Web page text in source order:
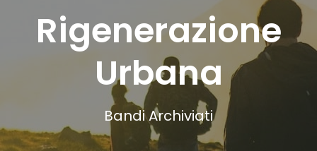
Rigenerazione
Urbana
Bandi Archiviati